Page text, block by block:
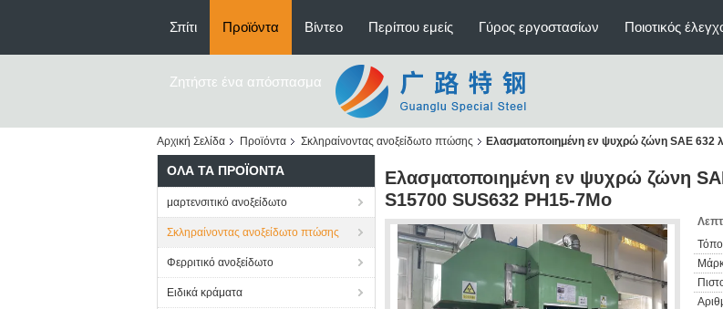
Σπίτι Προϊόντα Βίντεο Περίπου εμείς Γύρος εργοστασίων Ποιοτικός
Ζητήστε ένα απόσπασμα
Αρχική Σελίδα Προϊόντα Σκληραίνοντας ανοξείδωτο πτώσης Ελασματοποιημένη εν ψυχρώ ζώνη SAE 632
ΌΛΑ ΤΑ ΠΡΟΪΌΝΤΑ
μαρτενσιτικό ανοξείδωτο
Σκληραίνοντας ανοξείδωτο πτώσης
Φερριτικό ανοξείδωτο
Ειδικά κράματα
Ελασματοποιημένη εν ψυχρώ ζώνη
S15700 SUS632 PH15-7Mo